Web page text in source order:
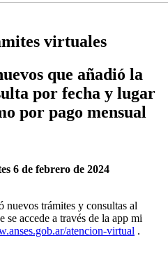
virtuales
que añadió la
por fecha y lugar
por pago mensual
6 de febrero de 2024
nuevos trámites y consultas al
accede a través de la app mi
atencion-virtual .